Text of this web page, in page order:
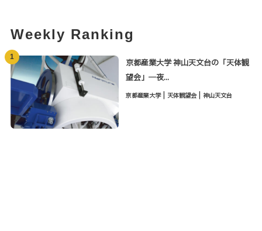
Weekly Ranking
1
京都産業大学 神山天文台の「天体観
望会」―夜...
京都産業大学 | 天体観望会 | 神山天文台